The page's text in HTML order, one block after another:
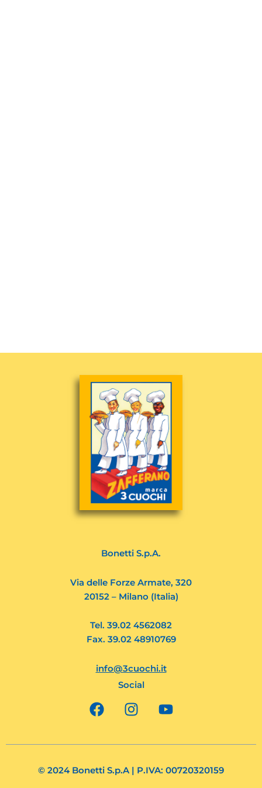
Bonetti S.p.A.
Via delle Forze Armate, 320
20152 – Milano (Italia)
Tel. 39.02 4562082
Fax. 39.02 48910769
info@3cuochi.it
Social
F
a
e
o
I
n
t
g
o
t
b
© 2024 Bonetti S.p.A | P.IVA: 00720320159